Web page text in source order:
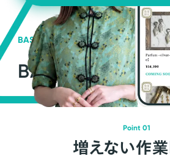
BASEの強み
BASEが強い3つ
Point 01
増えない作